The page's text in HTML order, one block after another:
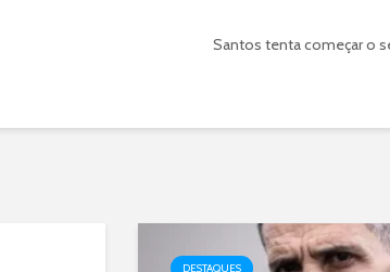
Santos tenta começar o
DESTAQUES